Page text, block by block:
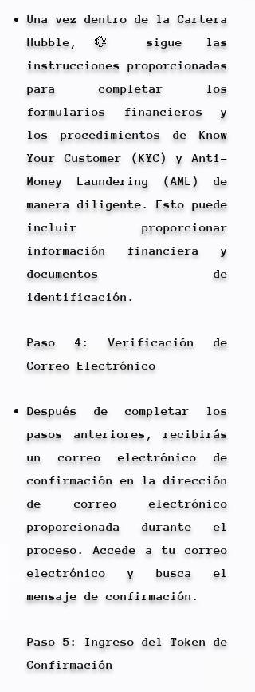
Una vez dentro de la Cartera
Hubble,💱 sigue las
instrucciones proporcionadas
para completar los
formularios financieros y
los procedimientos de Know
Your Customer (KYC) y Anti-
Money Laundering (AML) de
manera diligente. Esto puede
incluir proporcionar
información financiera y
documentos de
identificación.
Paso 4: Verificación de
Correo Electrónico
Después de completar los
pasos anteriores, recibirás
un correo electrónico de
confirmación en la dirección
de correo electrónico
proporcionada durante el
proceso. Accede a tu correo
electrónico y busca el
mensaje de confirmación.
Paso 5: Ingreso del Token de
Confirmación